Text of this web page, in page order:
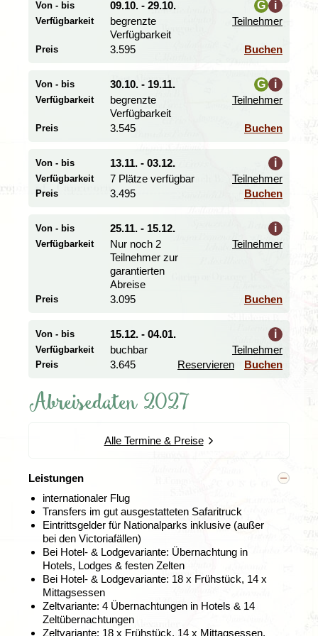
Unsere Route führt uns von Windhoek weiter ostwärts
bis zur Grenze nachBotswana
in die Kalahari-Wüste.
In der Kleinstadt Ghanzi treffen wir uns mit einem
Vertreter der San-Gemeinschaft. Bei einem
eineinhalbstündigen Spaziergang erhalten wir
spannende Einblicke in die traditionelle Lebensweise des
indigenen Volkes und erfahren mehr über ihre enge
Verbindung zur Kalahari-Wüste. Die San sind traditionell
Jäger und Sammler und gelten als hervorragende
Fährtensucher. So lernen wir bei unserem Rundgang
Okavango-Delta: Wasserwege und
Elefanten am Rand der Kalahari
Tag 6 Maun - Nata
Die Rundreise führt uns weiter nach
Okavango-Fluss,der viele hundert
Kilometer entfernt im Hochland von Angola entspringt,
gegliedertes Labyrinth aus Flüssen, Kanälen, Lagunen
und Inseln – ein einzigartiger Lebensraum für
Flusspferde, Elefanten und zahlreiche Antilopenarten.
Auch für Vogelbeobachtungen ist das Delta ein
gilt es als ein wahres Vogelparadies.
tiefer in dieses einzigartige Ökosystem ein und
Seerosen, Wasserhyazinthen und Papyruspflanzen –
mit etwas Glück entdecken wir auch Flusspferde.
Begleitet werden wir dabei vom markanten Ruf der
Fischadler, der über der Wasserlandschaft hallt. Lokale
Bootsführer navigieren sicher durch das verzweigte
Labyrinth und teilen ihr Wissen über die reichhaltige Tier-
und Pflanzenwelt.
Von - bis 09.10. - 29.10. G
i
i
Verfügbarkeit
begrenzte
Verfügbarkeit
Teilnehmer
Preis 3.595 Buchen
Von - bis 30.10. - 19.11. G
i
i
Verfügbarkeit
begrenzte
Verfügbarkeit
Teilnehmer
Preis 3.545 Buchen
Von - bis 13.11. - 03.12. i
Verfügbarkeit 7 Plätze verfügbar Teilnehmer
Preis 3.495 Buchen
Von - bis 25.11. - 15.12. i
Verfügbarkeit
Nur noch 2
Teilnehmer zur
garantierten
Abreise
Teilnehmer
Preis 3.095 Buchen
Von - bis 15.12. - 04.01. i
Verfügbarkeit buchbar Teilnehmer
Preis 3.645 Reservieren Buchen
Abreisedaten 2027
Alle Termine & Preise
Leistungen
internationaler Flug
Transfers im gut ausgestatteten Safaritruck
Eintrittsgelder für Nationalparks inklusive (außer
bei den Victoriafällen)
Bei Hotel- & Lodgevariante: Übernachtung in
Hotels, Lodges & festen Zelten
Bei Hotel- & Lodgevariante: 18 x Frühstück, 14 x
Mittagsessen
Zeltvariante: 4 Übernachtungen in Hotels & 14
Zeltübernachtungen
Zeltvariante: 18 x Frühstück, 14 x Mittagsessen,